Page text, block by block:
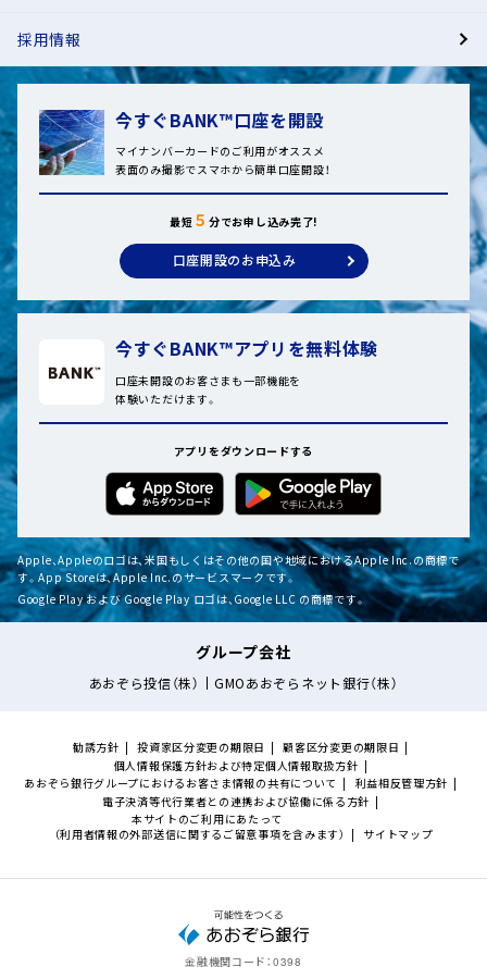
採用情報
今すぐBANK™口座を開設
マイナンバーカードのご利用がオススメ
表面のみ撮影でスマホから簡単口座開設！
最短 ５分でお申し込み完了!
口座開設のお申込み
今すぐBANK™アプリを無料体験
口座未開設のお客さまも一部機能を
体験いただけます。
アプリをダウンロードする
Apple、Appleのロゴは、米国もしくはその他の国や地域におけるApple Inc.の商標で
す。App Storeは、Apple Inc.のサービスマークです。
Google Play および Google Play ロゴは、Google LLC の商標です。
グループ会社
あおぞら投信（株） GMOあおぞらネット銀行（株）
勧誘方針 投資家区分変更の期限日
顧客区分変更の期限日
個人情報保護方針および特定個人情報取扱方針
あおぞら銀行グループにおけるお客さま情報の共有について
利益相反管理方針
電子決済等代行業者との連携および協働に係る方針
本サイトのご利用にあたって
（利用者情報の外部送信に関するご留意事項を含みます）
サイトマップ
金融機関コード： 0398